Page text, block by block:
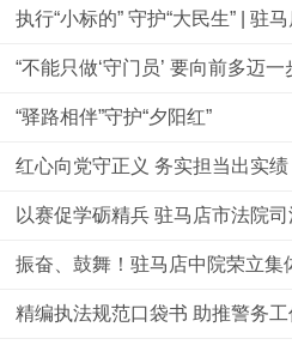
执行“小标的” 守护“大民生” | 驻
“不能只做‘守门员’ 要向前多迈
“驿路相伴”守护“夕阳红”
红心向党守正义 务实担当出实
以赛促学砺精兵 驻马店市法院
振奋、鼓舞！驻马店中院荣立集
精编执法规范口袋书 助推警务